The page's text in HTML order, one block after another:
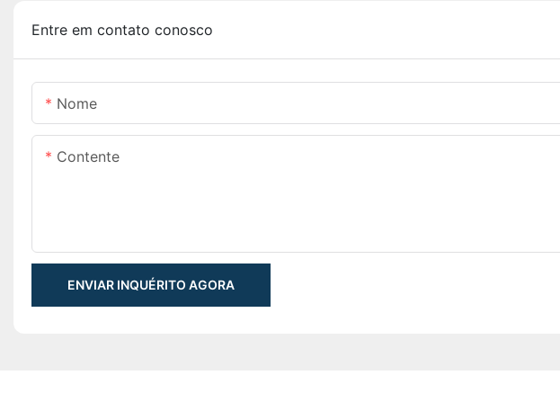
Entre em contato conosco
Nome
Contente
ENVIAR INQUÉRITO AGORA